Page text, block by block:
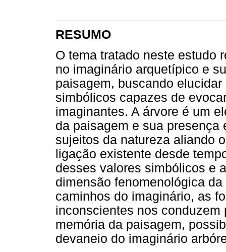
RESUMO
O tema tratado neste estudo
no imaginário arquetípico e
paisagem, buscando
simbólicos capazes de
imaginantes. A árvore é um
da paisagem e sua presença
sujeitos da natureza aliando
ligação existente desde
desses valores simbólicos e
dimensão fenomenológica
caminhos do imaginário, as
inconscientes nos
memória da paisagem,
devaneio do imaginário